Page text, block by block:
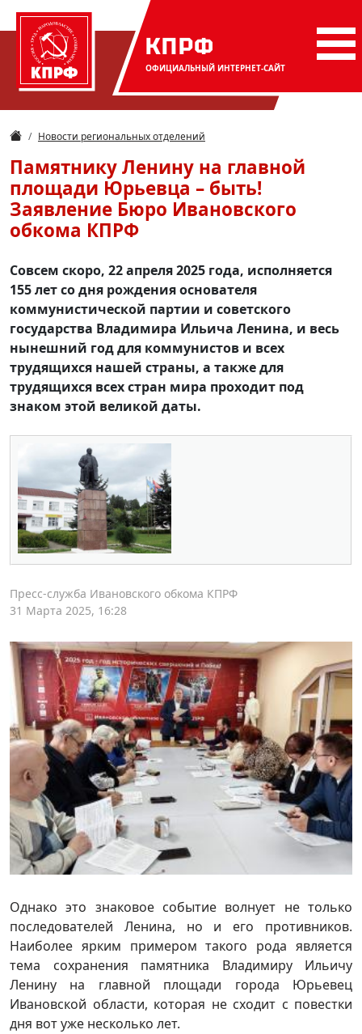
КПРФ
ОФИЦИАЛЬНЫЙ ИНТЕРНЕТ-САЙТ
Новости региональных отделений
Памятнику Ленину на главной
площади Юрьевца – быть!
Заявление Бюро Ивановского
обкома КПРФ
Совсем скоро, 22 апреля 2025 года, исполняется
155 лет со дня рождения основателя
коммунистической партии и советского
государства Владимира Ильича Ленина, и весь
нынешний год для коммунистов и всех
трудящихся нашей страны, а также для
трудящихся всех стран мира проходит под
знаком этой великой даты.
Пресс-служба Ивановского обкома КПРФ
31 Марта 2025, 16:28
Однако это знаковое событие волнует не только
последователей Ленина, но и его противников.
Наиболее ярким примером такого рода является
тема сохранения памятника Владимиру Ильичу
Ленину на главной площади города Юрьевец
Ивановской области, которая не сходит с повестки
дня вот уже несколько лет.